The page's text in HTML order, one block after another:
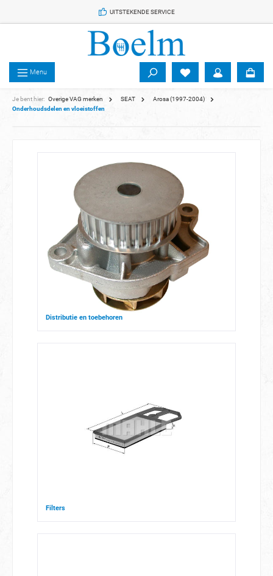
UITSTEKENDE SERVICE
Menu
Je bent hier: Overige VAG merken SEAT
Arosa (1997-2004)
Onderhoudsdelen en vloeistoffen
Distributie en toebehoren
Filters